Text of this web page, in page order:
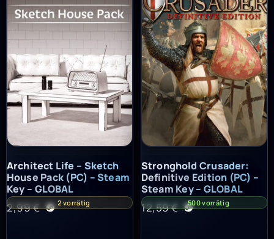
Architect Life – Sketch House Pack (PC) – Steam Key – GLOBAL
Architect Life – Sketch
House Pack (PC) – Steam
Key – GLOBAL
2,99€ 2 vorrätig
Stronghold Crusader: Definitive
Stronghold Crusader:
Definitive Edition (PC) –
Steam Key – GLOBAL
12,59€ 500 vorrätig